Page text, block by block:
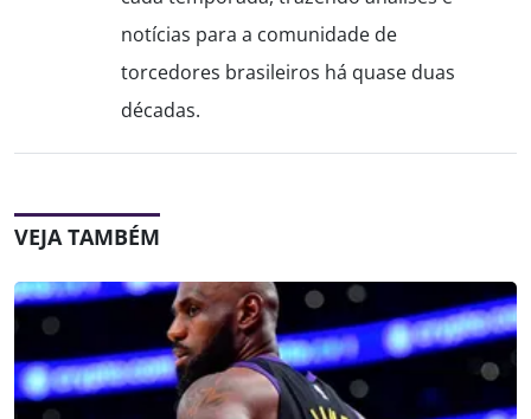
notícias para a comunidade de
torcedores brasileiros há quase duas
décadas.
VEJA TAMBÉM